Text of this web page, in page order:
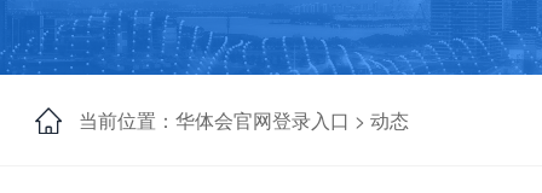
当前位置：华体会官网登录入口 > 动态